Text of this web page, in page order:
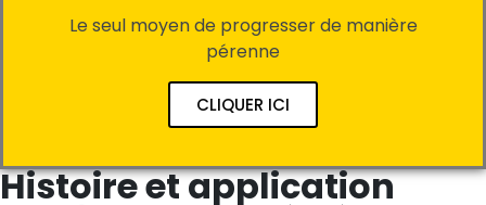
Le seul moyen de progresser de manière
pérenne
CLIQUER ICI
Histoire et application